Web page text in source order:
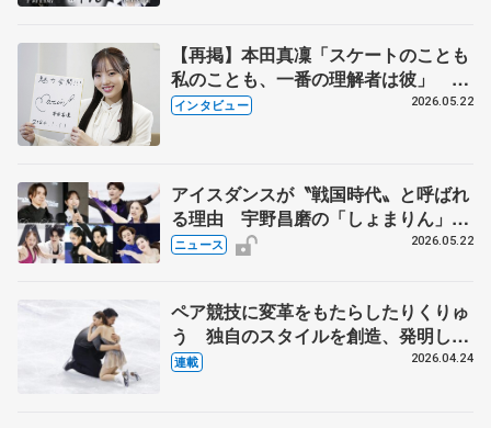
【再掲】本田真凜「スケートのことも
私のことも、一番の理解者は彼」 引
退時の単独インタビューで語った競技
インタビュー 2026.05.22
アイスダンスが〝戦国時代〟と呼ばれ
る理由 宇野昌磨の「しょまりん」ら
実力者が相次いで参戦 国内の競争激
ニュース 2026.05.22
ペア競技に変革をもたらしたりくりゅ
う 独自のスタイルを創造、発明した
【引退発表後②】
連載 2026.04.24